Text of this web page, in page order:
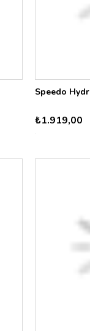
Speedo
₺1.919,00